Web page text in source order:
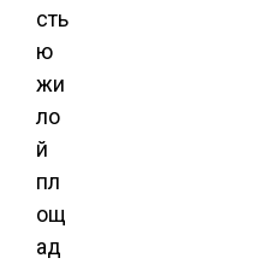
сть
ю
жи
ло
й
пл
ощ
ад